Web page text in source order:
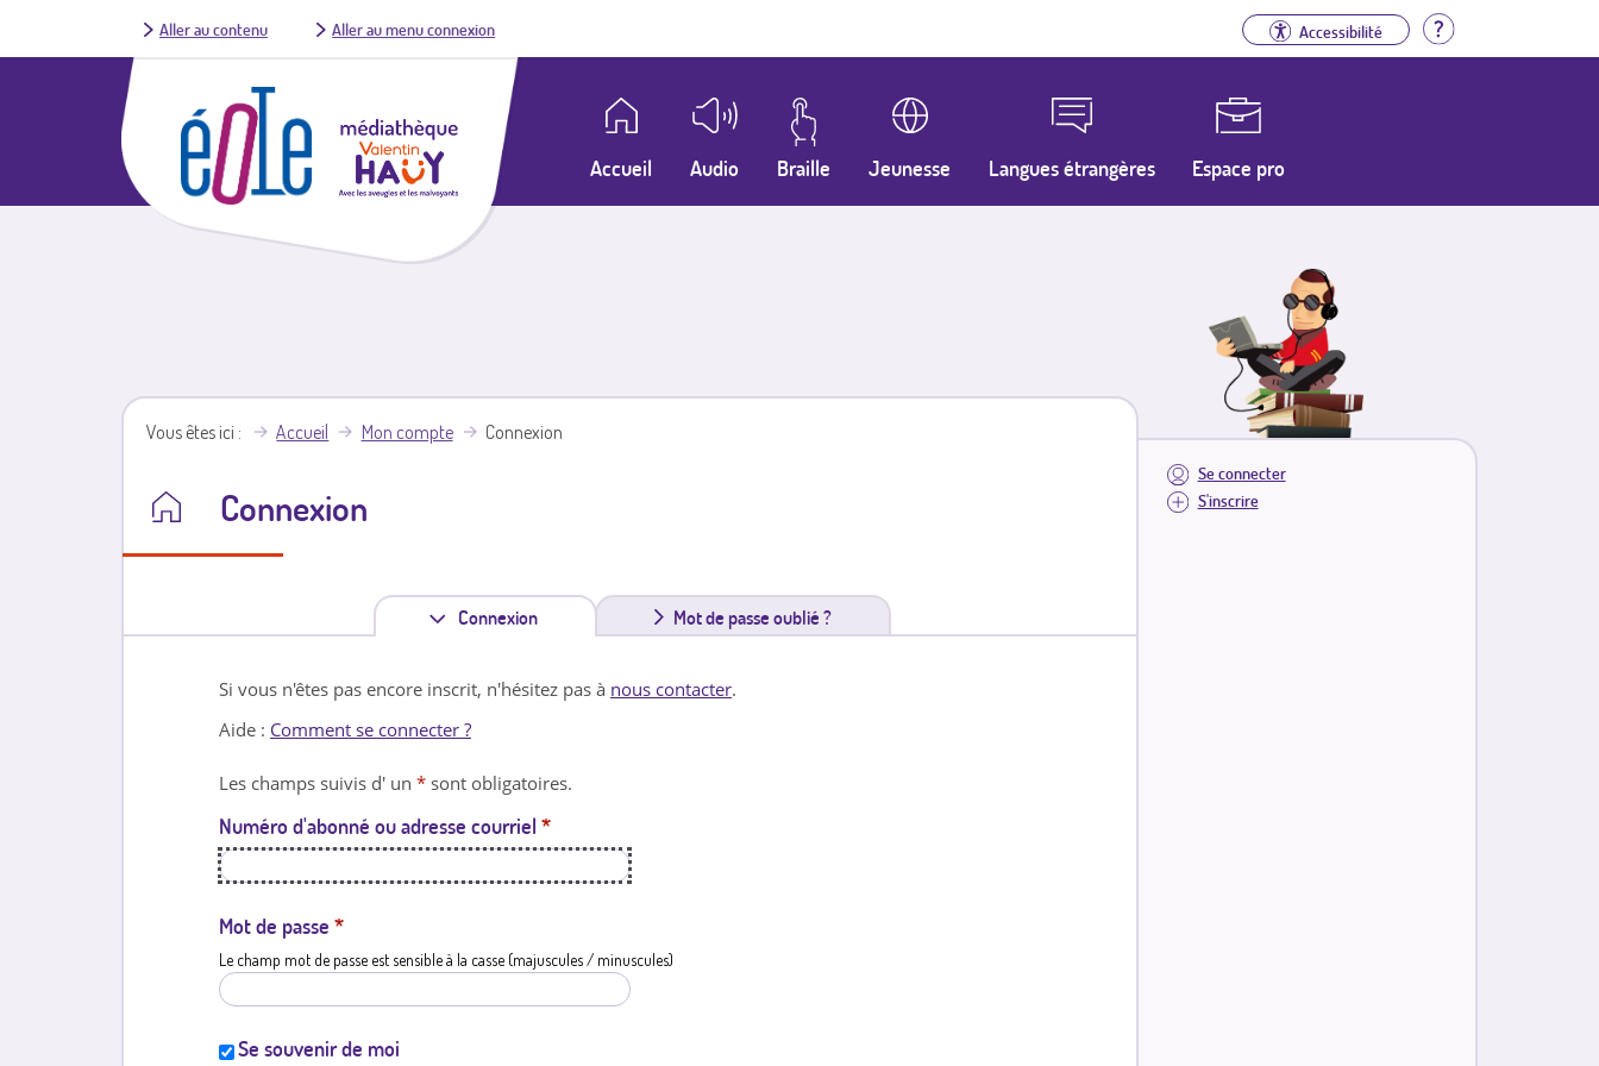
Aller au contenu Aller au menu connexion Accessibilité Aide
Accueil Audio Braille Jeunesse Langues étrangères Espace pro
Se connecter
S'inscrire
Vous êtes ici Accueil Mon compte Connexion
Connexion
Connexion
n
l
e
Mot de passe oublié ?
Si vous n'êtes pas encore inscrit, n'hésitez pas à nous contacter.
Aide : Comment se connecter ?
Les champs suivis d' un * sont obligatoires.
Numéro d'abonné ou adresse courriel *
Mot de passe *
Le champ mot de passe est sensible à la casse (majuscules / minuscules)
Se souvenir de moi